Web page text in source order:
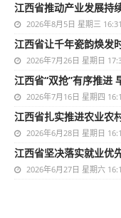
江西省推动产业发展持
2026年8月5日 星期三 16:31
江西省让千年瓷韵焕发
2026年7月26日 星期日
江西省“双抢”有序推进
2026年7月16日 星期四
江西省扎实推进农业农
2026年6月28日 星期日
江西省坚决落实就业优
2026年6月27日 星期六